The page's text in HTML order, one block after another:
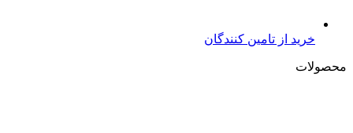
خرید از تامين کنندگان
محصولات